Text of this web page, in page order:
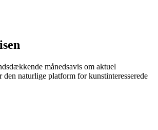
månedsavis om aktuel
den naturlige platform for kunstinteresserede